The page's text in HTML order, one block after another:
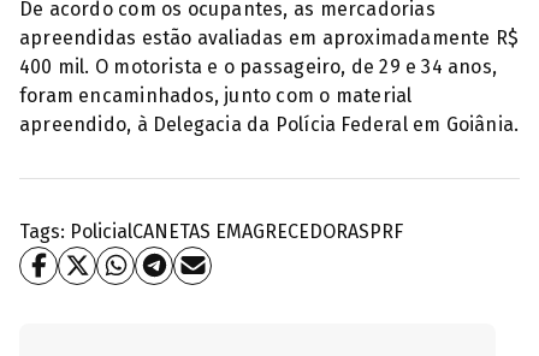
De acordo com os ocupantes, as mercadorias
apreendidas estão avaliadas em aproximadamente R$
400 mil. O motorista e o passageiro, de 29 e 34 anos,
foram encaminhados, junto com o material
apreendido, à Delegacia da Polícia Federal em Goiânia.
Tags: PolicialCANETAS EMAGRECEDORASPRF